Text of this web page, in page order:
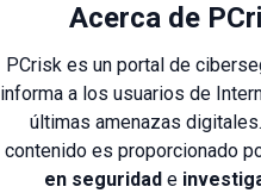
Acerca de
PCrisk es un portal de
informa a los usuarios de
últimas amenazas
contenido es proporcionado
en seguridade